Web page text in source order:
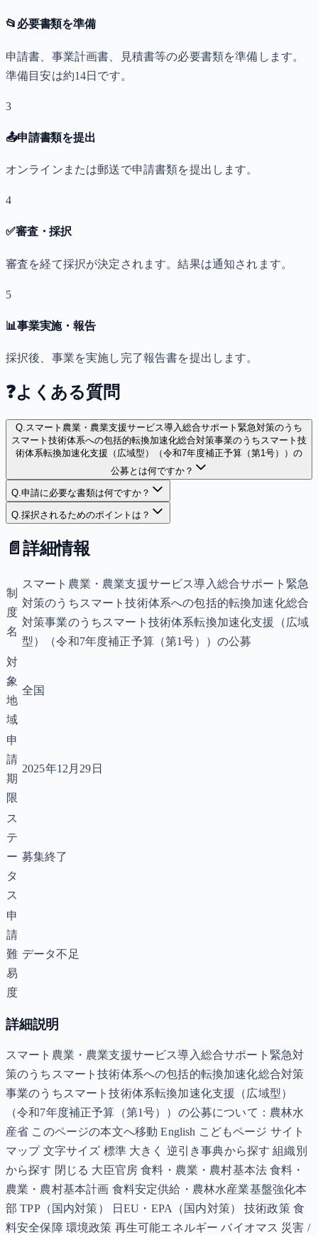
📂 必要書類を準備
申請書、事業計画書、見積書等の必要書類を準備します。
準備目安は約14日です。
3
📤申請書類を提出
オンラインまたは郵送で申請書類を提出します。
4
✅審査・採択
審査を経て採択が決定されます。結果は通知されます。
5
📊事業実施・報告
採択後、事業を実施し完了報告書を提出します。
❓よくある質問
Q.スマート農業・農業支援サービス導入総合サポート緊急対策のうち
スマート技術体系への包括的転換加速化総合対策事業のうちスマート技
術体系転換加速化支援（広域型）（令和7年度補正予算（第1号））の
公募とは何ですか？
Q.申請に必要な書類は何ですか？
Q.採択されるためのポイントは？
📄 詳細情報
制
度
名
スマート農業・農業支援サービス導入総合サポート緊急
対策のうちスマート技術体系への包括的転換加速化総合
対策事業のうちスマート技術体系転換加速化支援（広域
型）（令和7年度補正予算（第1号））の公募
対
象
地
域
全国
申
請
期
限
2025年12月29日
ス
テ
ー
タ
ス
募集終了
申
請
難
易
度
データ不足
詳細説明
スマート農業・農業支援サービス導入総合サポート緊急対
策のうちスマート技術体系への包括的転換加速化総合対策
事業のうちスマート技術体系転換加速化支援（広域型）
（令和7年度補正予算（第1号））の公募について：農林水
産省 このページの本文へ移動 English こどもページ サイト
マップ 文字サイズ 標準 大きく 逆引き事典から探す 組織別
から探す 閉じる 大臣官房 食料・農業・農村基本法 食料・
農業・農村基本計画 食料安定供給・農林水産業基盤強化本
部 TPP（国内対策） 日EU・EPA（国内対策） 技術政策 食
料安全保障 環境政策 再生可能エネルギー バイオマス 災害 /